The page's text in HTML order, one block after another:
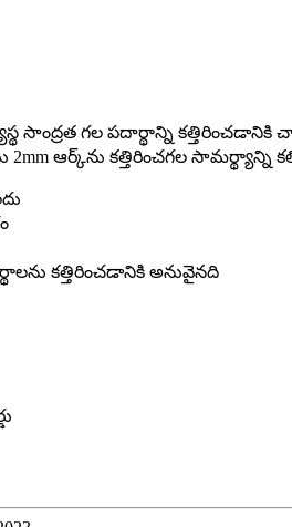
సాంద్రత గల పదార్థాన్ని
ఆర్క్‌ను కత్తిరించగల సామర్థ్యాన్ని
కత్తిరించడానికి అనువైనది